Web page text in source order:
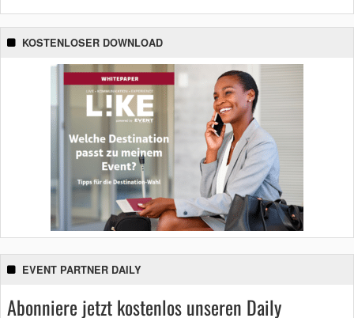
KOSTENLOSER DOWNLOAD
EVENT PARTNER DAILY
Abonniere jetzt kostenlos unseren Daily